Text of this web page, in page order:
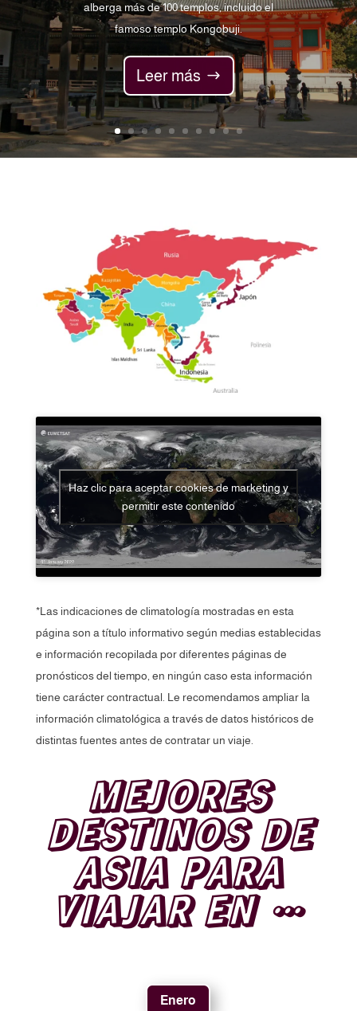
alberga más de 100 templos, incluido el
famoso templo Kongobuji.
Leer más
Haz clic para aceptar cookies de marketing y
permitir este contenido
*Las indicaciones de climatología mostradas en esta
página son a título informativo según medias establecidas
e información recopilada por diferentes páginas de
pronósticos del tiempo, en ningún caso esta información
tiene carácter contractual. Le recomendamos ampliar la
información climatológica a través de datos históricos de
distintas fuentes antes de contratar un viaje.
MEJORES
DESTINOS DE
ASIA PARA
VIAJAR EN …
Enero